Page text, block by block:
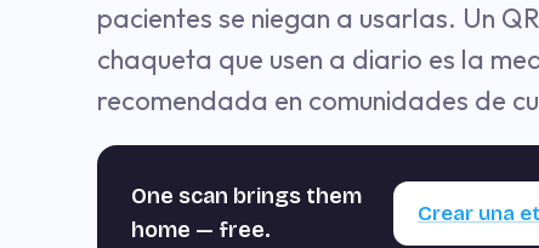
pacientes se niegan a usarlas. Un
chaqueta que usen a diario es la
recomendada en comunidades de
One scan brings them
home — free.
Crear una